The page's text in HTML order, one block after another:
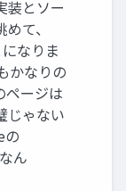
装とソー
て、
なりま
かなりの
ページは
じゃない
の
ん